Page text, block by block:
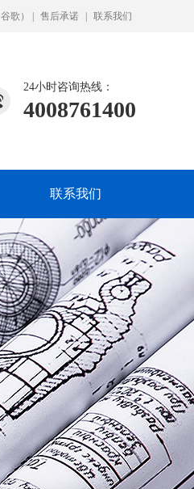
谷歌 ） 售后承诺 联系我们
24小时咨询热线：
4008761400
联系我们